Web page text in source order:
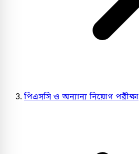
পিএসসি ও অন্যান্য নিয়োগ পরীক্ষা